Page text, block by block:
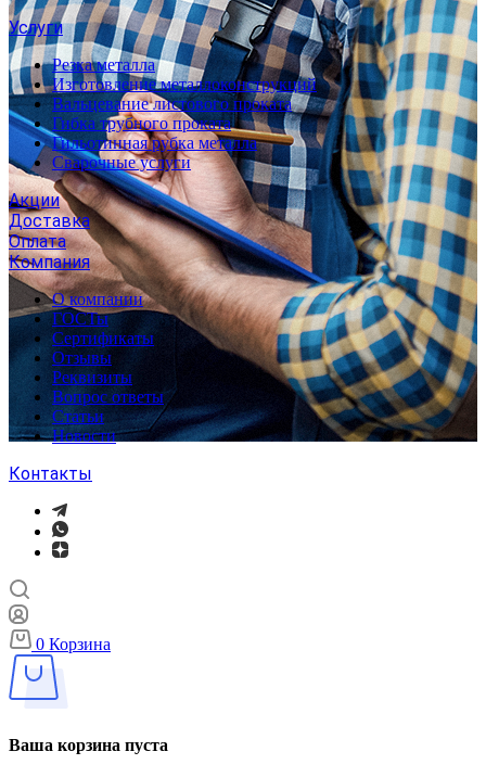
Услуги
Резка металла
Изготовление металлоконструкций
Вальцевание листового проката
Гибка трубного проката
Гильотинная рубка металла
Сварочные услуги
Акции
Доставка
Оплата
Компания
О компании
ГОСТы
Сертификаты
Отзывы
Реквизиты
Вопрос ответы
Статьи
Новости
Контакты
0 Корзина
Ваша корзина пуста